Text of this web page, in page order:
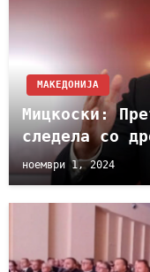
МАКЕДОНИЈА
Мицкоски:
следела со
ноември 1, 2024